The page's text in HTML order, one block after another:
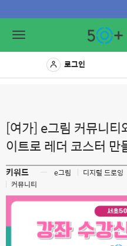
Toggle
로그인
[여가] e그림 커뮤니티
이트로 레더 코스터 만
키워드 ㅡ e그림 디지털 드로잉
커뮤니티